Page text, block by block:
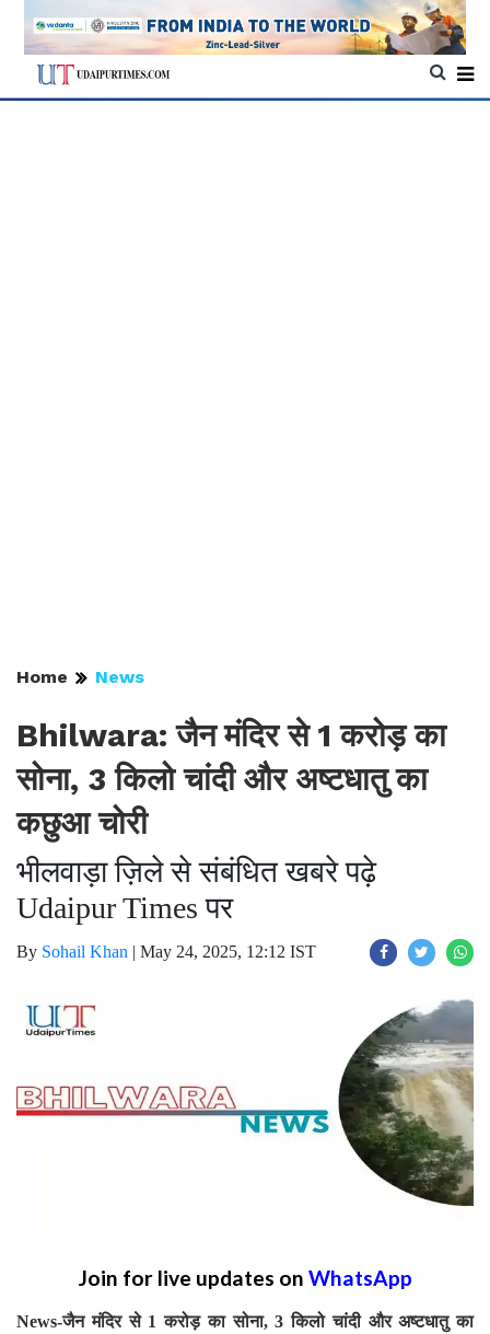
Home News
Bhilwara: जैन मंदिर से 1 करोड़ का
सोना, 3 किलो चांदी और अष्टधातु का
कछुआ चोरी
भीलवाड़ा ज़िले से संबंधित खबरे पढ़े
Udaipur Times पर
By Sohail Khan | May 24, 2025, 12:12 IST
Join for live updates on WhatsApp
News-जैन मंदिर से 1 करोड़ का सोना, 3 किलो चांदी और अष्टधातु का